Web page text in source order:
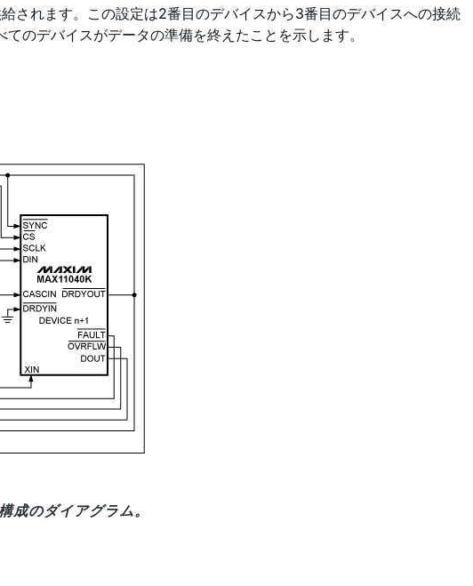
されます。この設定は2番目のデバイスから3番目のデバイスへの接続
のデバイスがデータの準備を終えたことを示します。
のダイアグラム。